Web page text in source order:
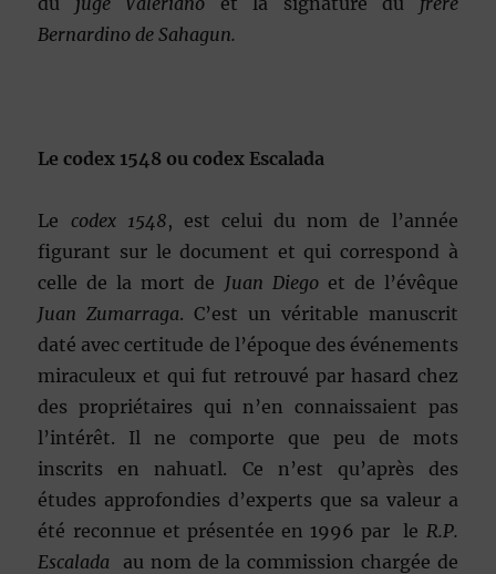
Bernardino de Sahagun.
Le codex 1548 ou codex Escalada
Le codex 1548, est celui du nom de l’année
figurant sur le document et qui correspond à
celle de la mort de Juan Diegoet de l’évêque
Juan Zumarraga. C’est un véritable manuscrit
daté avec certitude de l’époque des événements
miraculeux et qui fut retrouvé par hasard chez
des propriétaires qui n’en connaissaient pas
l’intérêt. Il ne comporte que peu de mots
inscrits en nahuatl. Ce n’est qu’après des
études approfondies d’experts que sa valeur a
été reconnue et présentée en 1996 par le R.P.
Escalada au nom de la commission chargée de